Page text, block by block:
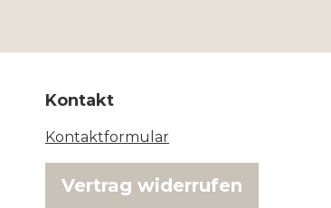
Kontakt
Kontaktformular
Vertrag widerrufen